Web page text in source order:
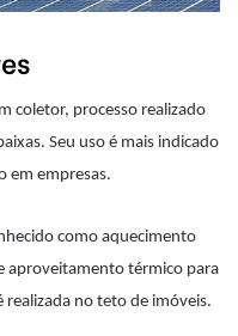
coletor, processo realizado
Seu uso é mais indicado
em empresas.
como aquecimento
aproveitamento térmico para
realizada no teto de imóveis.